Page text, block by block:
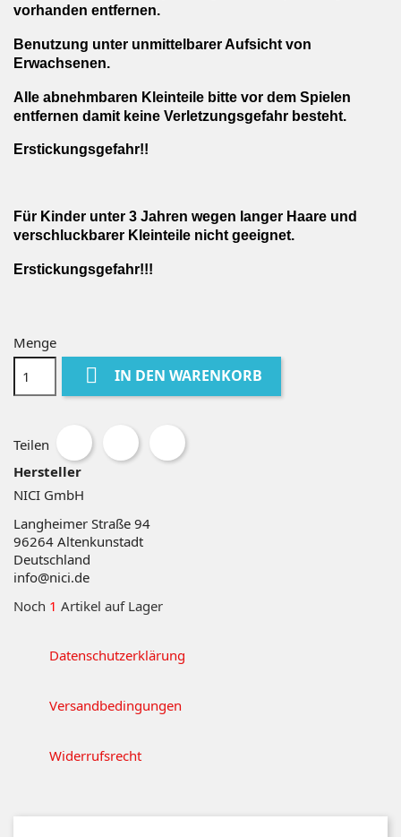
vorhanden entfernen.
Benutzung unter unmittelbarer Aufsicht von
Erwachsenen.
Alle abnehmbaren Kleinteile bitte vor dem Spielen
entfernen damit keine Verletzungsgefahr besteht.
Erstickungsgefahr!!
Für Kinder unter 3 Jahren wegen langer Haare und
verschluckbarer Kleinteile nicht geeignet.
Erstickungsgefahr!!!
Menge
 IN DEN WARENKORB
Teilen
Hersteller
NICI GmbH
Langheimer Straße 94
96264 Altenkunstadt
Deutschland
info@nici.de
Noch 1 Artikel auf Lager
Datenschutzerklärung
Versandbedingungen
Widerrufsrecht